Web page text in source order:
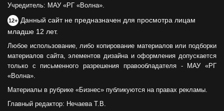
Учредитель: МАУ «РГ «Волна».
12+ Данный сайт не предназначен для просмотра лицам
младше 12 лет.
Любое использование, либо копирование материалов или подборки
материалов сайта, элементов дизайна и оформления допускается
только с письменного разрешения правообладателя - МАУ «РГ
«Волна».
Материалы в рубрике «Бизнес» публикуются на правах рекламы.
Главный редактор: Нечаева Т.В.